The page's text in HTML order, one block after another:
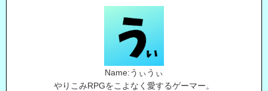
Name:うぃうぃ
やりこみRPGをこよなく愛するゲーマー。